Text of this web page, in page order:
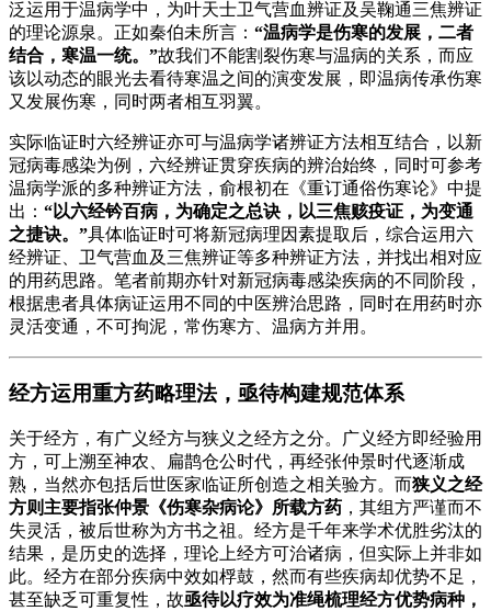
泛运用于温病学中，为叶天士卫气营血辨证及吴鞠通三焦辨证
的理论源泉。正如秦伯未所言： “温病学是伤寒的发展，二者
结合，寒温一统。”故我们不能割裂伤寒与温病的关系，而应
该以动态的眼光去看待寒温之间的演变发展，即温病传承伤寒
又发展伤寒，同时两者相互羽翼。
实际临证时六经辨证亦可与温病学诸辨证方法相互结合，以新
冠病毒感染为例，六经辨证贯穿疾病的辨治始终，同时可参考
温病学派的多种辨证方法，俞根初在《重订通俗伤寒论》中提
出： “以六经钤百病，为确定之总诀，以三焦赅疫证，为变通
之捷诀。”具体临证时可将新冠病理因素提取后，综合运用六
经辨证、卫气营血及三焦辨证等多种辨证方法，并找出相对应
的用药思路。笔者前期亦针对新冠病毒感染疾病的不同阶段，
根据患者具体病证运用不同的中医辨治思路，同时在用药时亦
灵活变通，不可拘泥，常伤寒方、温病方并用。
经方运用重方药略理法，亟待构建规范体系
关于经方，有广义经方与狭义之经方之分。广义经方即经验用
方，可上溯至神农、扁鹊仓公时代，再经张仲景时代逐渐成
熟，当然亦包括后世医家临证所创造之相关验方。而狭义之经
方则主要指张仲景《伤寒杂病论》所载方药 ，其组方严谨而不
失灵活，被后世称为方书之祖。经方是千年来学术优胜劣汰的
结果，是历史的选择，理论上经方可治诸病，但实际上并非如
此。经方在部分疾病中效如桴鼓，然而有些疾病却优势不足，
甚至缺乏可重复性，故亟待以疗效为准绳梳理经方优势病种，